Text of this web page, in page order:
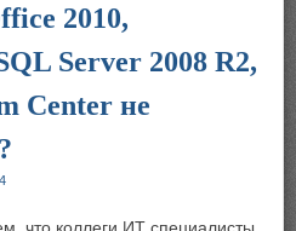
2010,
Server 2008 R2,
Center не
что коллеги ИТ специалисты